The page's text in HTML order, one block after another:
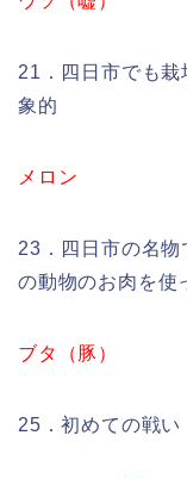
21．四日市でも
象的
メロン
23．四日市の名物
の動物のお肉を使
ブタ（豚）
25．初めての戦い